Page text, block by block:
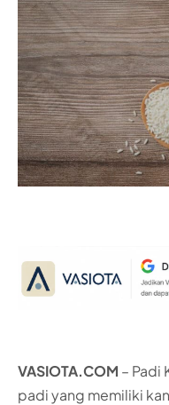
VASIOTA.COM – Padi
padi yang memiliki